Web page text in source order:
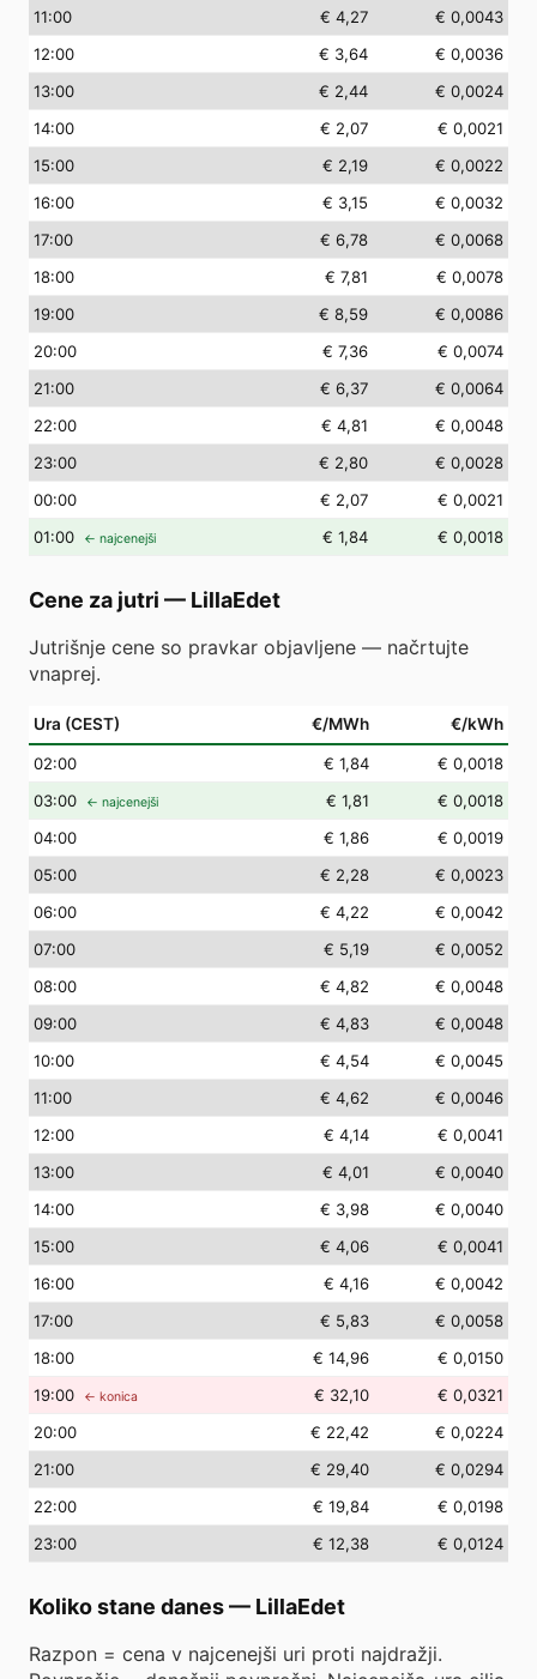
11:00 € 4,27
€ 0,0043
12:00 € 3,64
€ 0,0036
13:00 € 2,44
€ 0,0024
14:00 € 2,07
€ 0,0021
15:00 € 2,19
€ 0,0022
16:00 € 3,15
€ 0,0032
17:00 € 6,78
€ 0,0068
18:00 € 7,81
€ 0,0078
19:00 € 8,59
€ 0,0086
20:00 € 7,36
€ 0,0074
21:00 € 6,37
€ 0,0064
22:00 € 4,81
€ 0,0048
23:00 € 2,80
€ 0,0028
00:00 € 2,07
€ 0,0021
01:00 ← najcenejši € 1,84 € 0,0018
Cene za jutri — LillaEdet
Jutrišnje cene so pravkar objavljene — načrtujte
vnaprej.
Ura (CEST) €/MWh €/kWh
02:00 € 1,84
€ 0,0018
03:00 ← najcenejši € 1,81
€ 0,0018
04:00 € 1,86
€ 0,0019
05:00 € 2,28
€ 0,0023
06:00 € 4,22
€ 0,0042
07:00 € 5,19
€ 0,0052
08:00 € 4,82
€ 0,0048
09:00 € 4,83
€ 0,0048
10:00 € 4,54
€ 0,0045
11:00 € 4,62
€ 0,0046
12:00 € 4,14
€ 0,0041
13:00 € 4,01
€ 0,0040
14:00 € 3,98
€ 0,0040
15:00 € 4,06
€ 0,0041
16:00 € 4,16
€ 0,0042
17:00 € 5,83
€ 0,0058
18:00 € 14,96
€ 0,0150
19:00 ← konica € 32,10
€ 0,0321
20:00 € 22,42
€ 0,0224
21:00 € 29,40
€ 0,0294
22:00 € 19,84
€ 0,0198
23:00 € 12,38 € 0,0124
Koliko stane danes— LillaEdet
Razpon = cena v najcenejši uri proti najdražji.